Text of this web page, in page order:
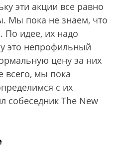
эти акции все равно
Мы пока не знаем, что
По идее, их надо
это непрофильный
цену за них
всего, мы пока
с их
собеседник The New